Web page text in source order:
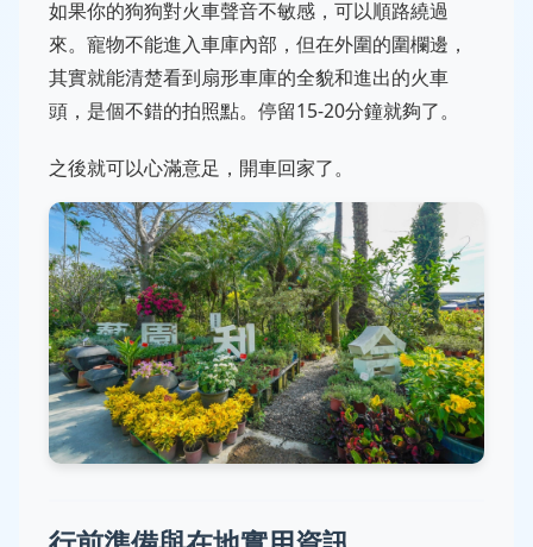
如果你的狗狗對火車聲音不敏感，可以順路繞過
來。寵物不能進入車庫內部，但在外圍的圍欄邊，
其實就能清楚看到扇形車庫的全貌和進出的火車
頭，是個不錯的拍照點。停留15-20分鐘就夠了。
之後就可以心滿意足，開車回家了。